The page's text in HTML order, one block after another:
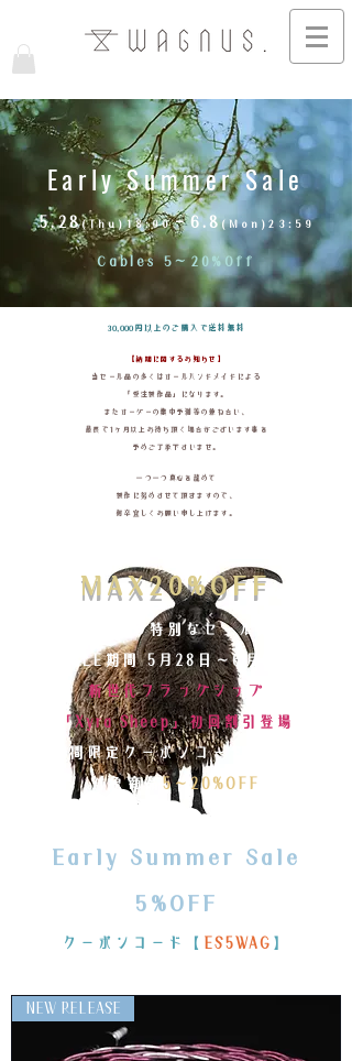
Early Summer Sale
5.28(Thu)18:00－ 6.8(Mon)23:59
Cables 5 〜 20%Off
30,000円以上のご購入で送料無料​
【納期に関するお知らせ】
当セール品の多くはオールハンドメイドによる
「受注製作品」になります。
またオーダーの集中予測等の兼ね合い、
最長で1ヶ月以上お待ち頂く場合がございます事を
予めご了承下さいませ。
一つ一つ真心を籠めて
製作に努めさせて頂きますので、
何卒宜しくお願い申し上げます。
MAX20%OFF​
​初夏を彩る特別なセール開催
SALE期間 5月28日〜6月8日
新世代フラッグシップ
「Xyra Sheep」初回割引登場
期間限定クーポンコード入力で
対象商品 5〜20%OFF
Early Summer Sale
5%OFF
​クーポンコード【 ES5WAG 】
NEW RELEASE